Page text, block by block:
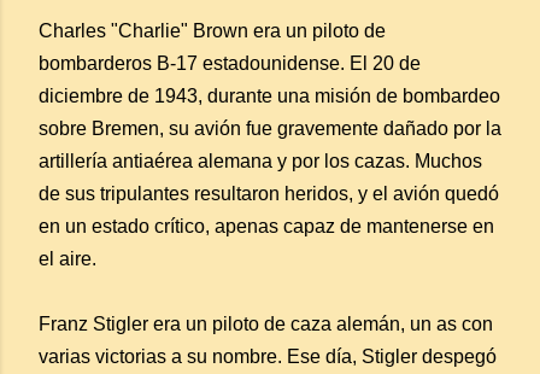
Charles "Charlie" Brown era un piloto de
bombarderos B-17 estadounidense. El 20 de
diciembre de 1943, durante una misión de bombardeo
sobre Bremen, su avión fue gravemente dañado por la
artillería antiaérea alemana y por los cazas. Muchos
de sus tripulantes resultaron heridos, y el avión quedó
en un estado crítico, apenas capaz de mantenerse en
el aire.
Franz Stigler era un piloto de caza alemán, un as con
varias victorias a su nombre. Ese día, Stigler despegó